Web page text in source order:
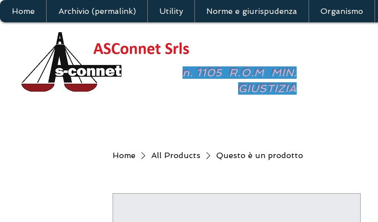
Home Archivio (permalink) Utility Norme e giurispudenza Organismo
n. 1105 R.O.M MIN.
GIUSTIZIA
Home All Products Questo è un prodotto